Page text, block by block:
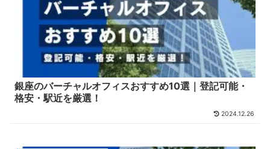
銀座のバーチャルオフィスおすすめ10選｜登記可能・
格安・駅近を厳選！
2024.12.26